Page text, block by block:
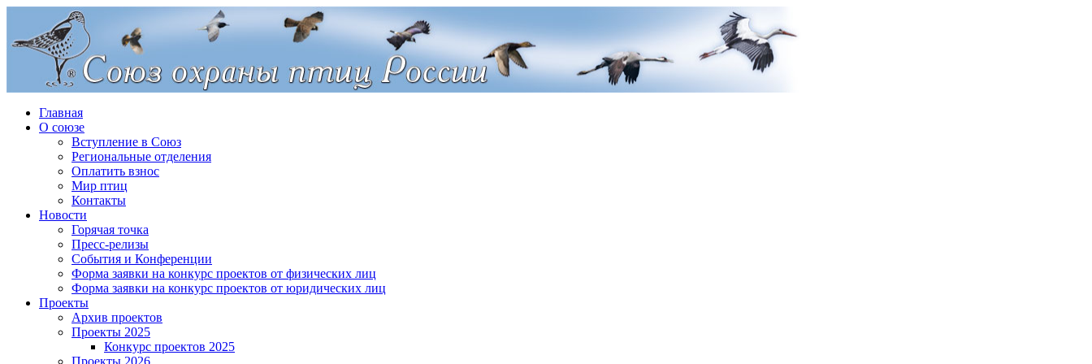
Главная
О союзе
Вступление в Союз
Региональные отделения
Оплатить взнос
Мир птиц
Контакты
Новости
Горячая точка
Пресс-релизы
События и Конференции
Форма заявки на конкурс проектов от физических лиц
Форма заявки на конкурс проектов от юридических лиц
Проекты
Архив проектов
Проекты 2025
Конкурс проектов 2025
Проекты 2026